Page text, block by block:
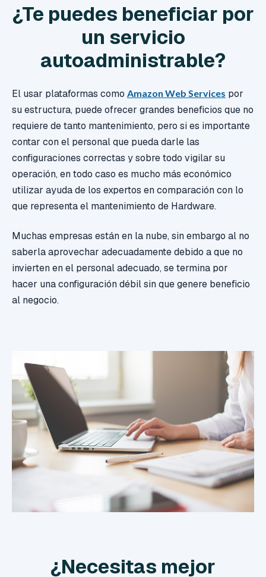
¿Te puedes beneficiar por
un servicio
autoadministrable?
El usar plataformas como Amazon Web Services por
su estructura, puede ofrecer grandes beneficios que no
requiere de tanto mantenimiento, pero si es importante
contar con el personal que pueda darle las
configuraciones correctas y sobre todo vigilar su
operación, en todo caso es mucho más económico
utilizar ayuda de los expertos en comparación con lo
que representa el mantenimiento de Hardware.
Muchas empresas están en la nube, sin embargo al no
saberla aprovechar adecuadamente debido a que no
invierten en el personal adecuado, se termina por
hacer una configuración débil sin que genere beneficio
al negocio.
¿Necesitas mejor